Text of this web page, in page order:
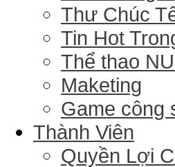
Thư Chúc
Tin Hot
Thể thao
Maketing
Game công
Thành Viên
Quyền Lợi